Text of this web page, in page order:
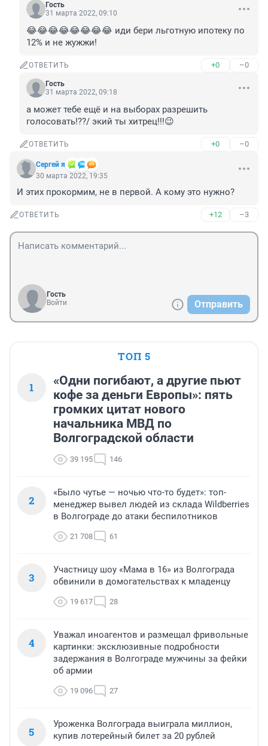
Гость
31 марта 2022, 09:10
😂😂😂😂😂😂😂😂 иди бери льготную ипотеку по
12% и не жужжи!
ОТВЕТИТЬ +0 –0
Гость
31 марта 2022, 09:18
а может тебе ещё и на выборах разрешить
голосовать!??/ экий ты хитрец!!!😉
ОТВЕТИТЬ +0 –0
Сергей я
30 марта 2022, 19:35
И этих прокормим, не в первой. А кому это нужно?
ОТВЕТИТЬ +12 –3
Гость
Войти
Отправить
ТОП 5
1
«Одни погибают, а другие пьют
кофе за деньги Европы»: пять
громких цитат нового
начальника МВД по
Волгоградской области
39 195 146
2
«Было чутье — ночью что-то будет»: топ-
менеджер вывел людей из склада Wildberries
в Волгограде до атаки беспилотников
21 708 61
3
Участницу шоу «Мама в 16» из Волгограда
обвинили в домогательствах к младенцу
19 617 28
4
Уважал иноагентов и размещал фривольные
картинки: эксклюзивные подробности
задержания в Волгограде мужчины за фейки
об армии
19 096 27
5
Уроженка Волгограда выиграла миллион,
купив лотерейный билет за 20 рублей